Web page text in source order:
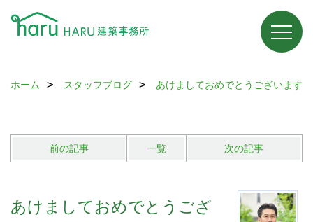
ホーム スタッフブログ あけましておめでとうございます
前の記事 一覧 次の記事
あけましておめでとうござ